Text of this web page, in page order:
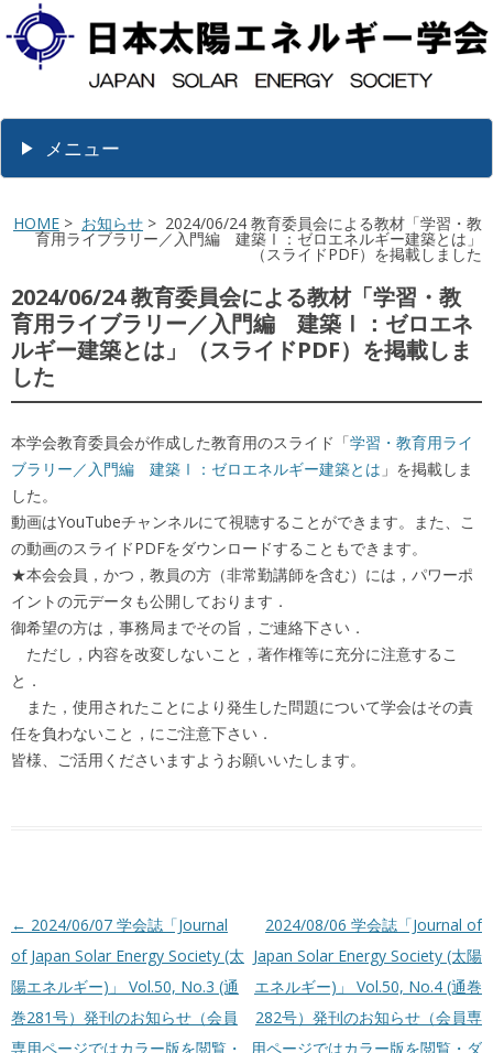
メニュー
HOME > お知らせ > 2024/06/24 教育委員会による教材「学習・教
育用ライブラリー／入門編 建築Ⅰ：ゼロエネルギー建築とは」
（スライドPDF）を掲載しました
2024/06/24 教育委員会による教材「学習・教
育用ライブラリー／入門編 建築Ⅰ：ゼロエネ
ルギー建築とは」（スライドPDF）を掲載しま
した
本学会教育委員会が作成した教育用のスライド「学習・教育用ライ
ブラリー／入門編 建築Ⅰ：ゼロエネルギー建築とは 」を掲載しま
した。
動画はYouTubeチャンネルにて視聴することができます。また、こ
の動画のスライドPDFをダウンロードすることもできます。
★本会会員，かつ，教員の方（非常勤講師を含む）には，パワーポ
イントの元データも公開しております．
御希望の方は，事務局までその旨，ご連絡下さい．
ただし，内容を改変しないこと，著作権等に充分に注意するこ
と．
また，使用されたことにより発生した問題について学会はその責
任を負わないこと，にご注意下さい．
皆様、ご活用くださいますようお願いいたします。
投稿ナビゲーション
← 2024/06/07 学会誌「Journal
of Japan Solar Energy Society (太
陽エネルギー)」 Vol.50, No.3 (通
巻281号）発刊のお知らせ（会員
専用ページではカラー版を閲覧・
2024/08/06 学会誌「Journal of
Japan Solar Energy Society (太陽
エネルギー)」 Vol.50, No.4 (通巻
282号）発刊のお知らせ（会員専
用ページではカラー版を閲覧・ダ